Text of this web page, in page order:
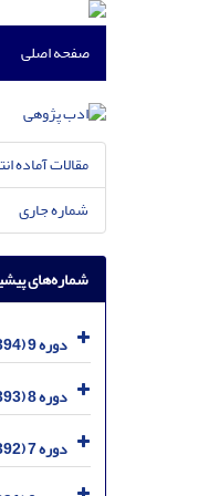
صفحه اصلی
مقالات آماده
شماره جاری
شماره‌های
دوره 9 (1394)
دوره 8 (1393)
دوره 7 (1392)